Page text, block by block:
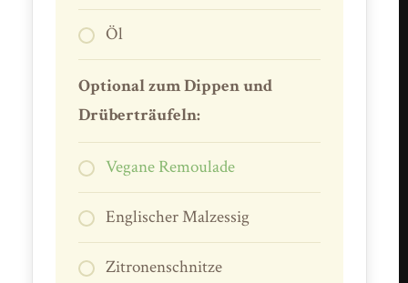
Öl
Optional zum Dippen und
Drüberträufeln:
Vegane Remoulade
Englischer Malzessig
Zitronenschnitze